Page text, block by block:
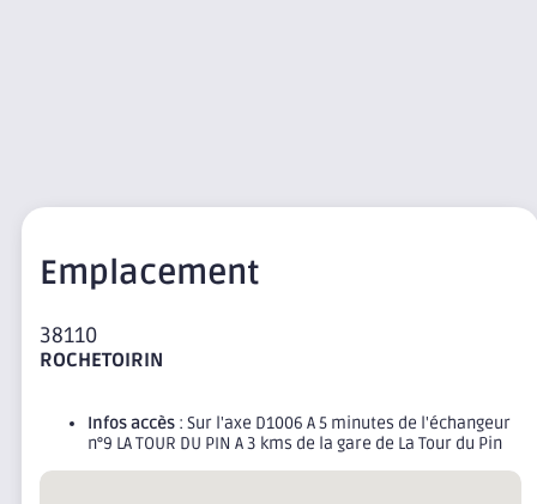
Emplacement
38110
ROCHETOIRIN
Infos accès : Sur l'axe D1006 A 5 minutes de l'échangeur
n°9 LA TOUR DU PIN A 3 kms de la gare de La Tour du Pin